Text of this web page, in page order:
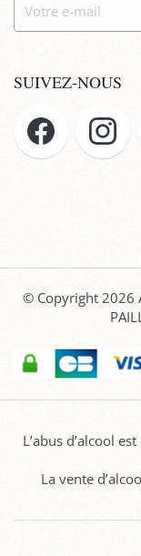
SUIVEZ-NOUS
© Copyright 2026
L’abus d’alcool
La vente